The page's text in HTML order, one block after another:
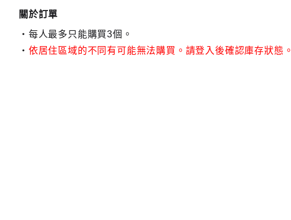
關於訂單
每人最多只能購買3個。
依居住區域的不同有可能無法購買。請登入後確認庫存狀態。